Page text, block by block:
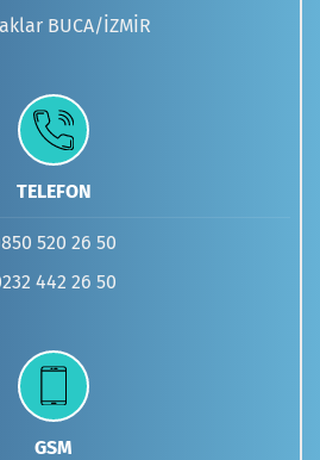
BUCA/İZMİR
TELEFON
520 26 50
442 26 50
GSM